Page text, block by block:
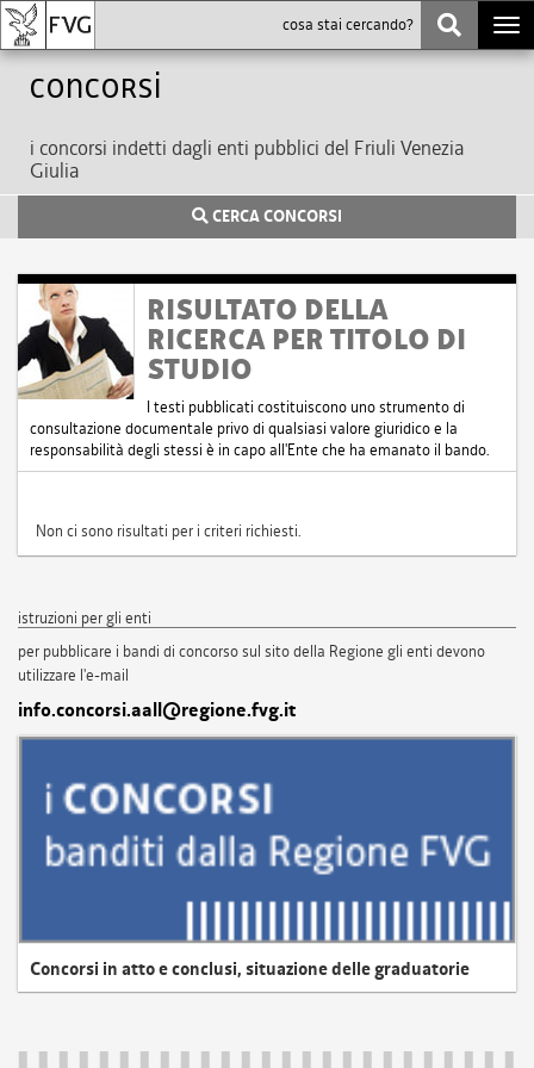
Concorsi
i concorsi indetti dagli enti pubblici del Friuli Venezia
Giulia
CERCA CONCORSI
RISULTATO DELLA
RICERCA PER TITOLO DI
STUDIO
I testi pubblicati costituiscono uno strumento di
consultazione documentale privo di qualsiasi valore giuridico e la
responsabilità degli stessi è in capo all'Ente che ha emanato il bando.
Non ci sono risultati per i criteri richiesti.
istruzioni per gli enti
per pubblicare i bandi di concorso sul sito della Regione gli enti devono
utilizzare l'e-mail
info.concorsi.aall@regione.fvg.it
Concorsi in atto e conclusi, situazione delle graduatorie